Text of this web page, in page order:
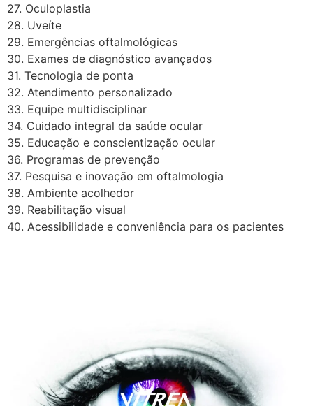
27. Oculoplastia
28. Uveíte
29. Emergências oftalmológicas
30. Exames de diagnóstico avançados
31. Tecnologia de ponta
32. Atendimento personalizado
33. Equipe multidisciplinar
34. Cuidado integral da saúde ocular
35. Educação e conscientização ocular
36. Programas de prevenção
37. Pesquisa e inovação em oftalmologia
38. Ambiente acolhedor
39. Reabilitação visual
40. Acessibilidade e conveniência para os pacientes